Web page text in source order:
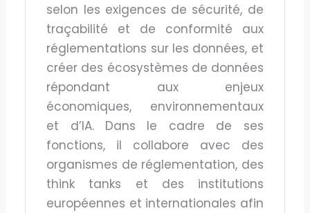
selon les exigences de sécurité, de
traçabilité et de conformité aux
réglementations sur les données, et
créer des écosystèmes de données
répondant aux enjeux
économiques, environnementaux
et d’IA. Dans le cadre de ses
fonctions, il collabore avec des
organismes de réglementation, des
think tanks et des institutions
européennes et internationales afin